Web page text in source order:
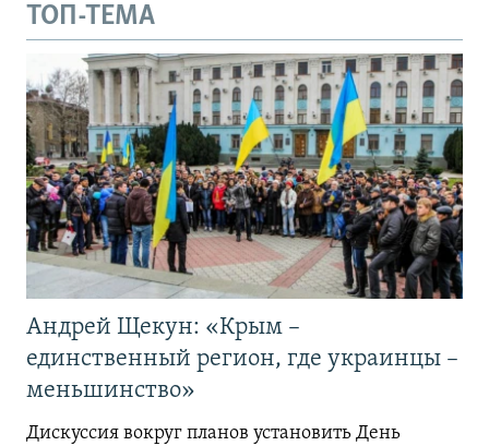
ТОП-ТЕМА
Андрей Щекун: «Крым –
единственный регион, где украинцы –
меньшинство»
Дискуссия вокруг планов установить День